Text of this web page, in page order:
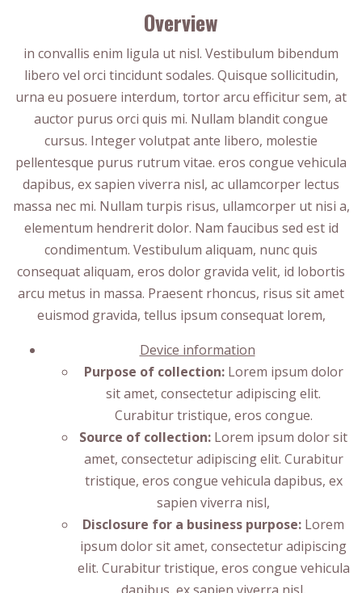
Overview
in convallis enim ligula ut nisl. Vestibulum bibendum
libero vel orci tincidunt sodales. Quisque sollicitudin,
urna eu posuere interdum, tortor arcu efficitur sem, at
auctor purus orci quis mi. Nullam blandit congue
cursus. Integer volutpat ante libero, molestie
pellentesque purus rutrum vitae. eros congue vehicula
dapibus, ex sapien viverra nisl, ac ullamcorper lectus
massa nec mi. Nullam turpis risus, ullamcorper ut nisi a,
elementum hendrerit dolor. Nam faucibus sed est id
condimentum. Vestibulum aliquam, nunc quis
consequat aliquam, eros dolor gravida velit, id lobortis
arcu metus in massa. Praesent rhoncus, risus sit amet
euismod gravida, tellus ipsum consequat lorem,
Device information
Purpose of collection: Lorem ipsum dolor
sit amet, consectetur adipiscing elit.
Curabitur tristique, eros congue.
Source of collection: Lorem ipsum dolor sit
amet, consectetur adipiscing elit. Curabitur
tristique, eros congue vehicula dapibus, ex
sapien viverra nisl,
Disclosure for a business purpose: Lorem
ipsum dolor sit amet, consectetur adipiscing
elit. Curabitur tristique, eros congue vehicula